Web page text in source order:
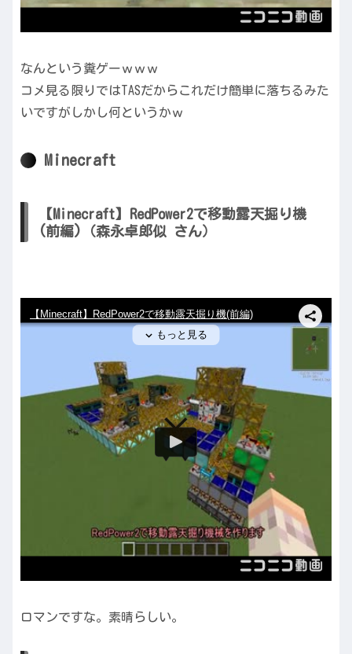
なんという糞ゲーｗｗｗ
コメ見る限りではTASだからこれだけ簡単に落ちるみた
いですがしかし何というかｗ
Minecraft
【Minecraft】RedPower2で移動露天掘り機
(前編)（森永卓郎似 さん）
ロマンですな。素晴らしい。